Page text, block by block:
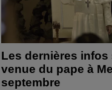
Les dernières infos
venue du pape à
septembre